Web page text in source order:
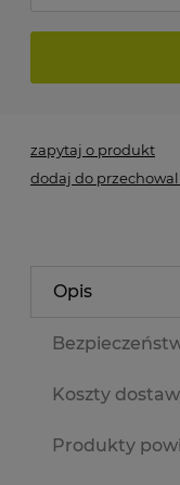
zapytaj o produkt
dodaj do
Opis
Koszty
Produkty